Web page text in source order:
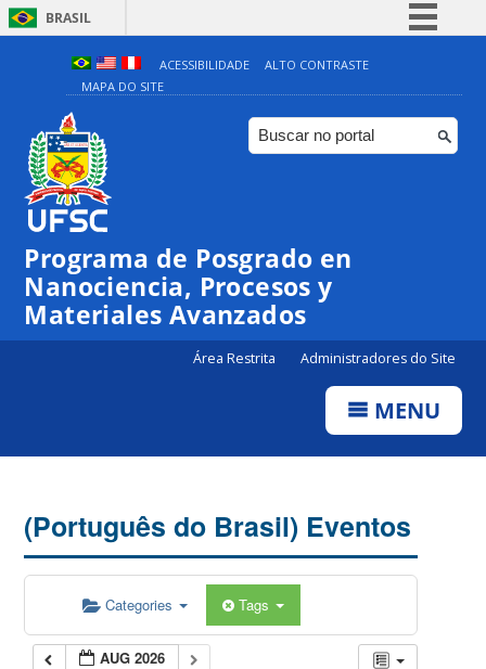
BRASIL
Simplifique!
Comunica BR
Participe
ACESSIBILIDADE
ALTO CONTRASTE
MAPA DO SITE
Programa de Posgrado en
Nanociencia, Procesos y
Materiales Avanzados
Área Restrita Administradores do Site
MENU
(Português do Brasil) Eventos
Categories Tags
AUG 2026